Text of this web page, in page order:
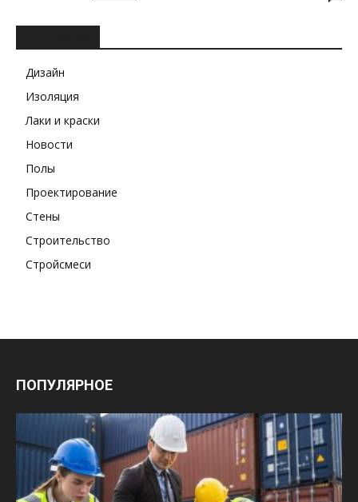
Дизайн
Изоляция
Лаки и краски
Новости
Полы
Проектирование
Стены
Строительство
Стройсмеси
ПОПУЛЯРНОЕ